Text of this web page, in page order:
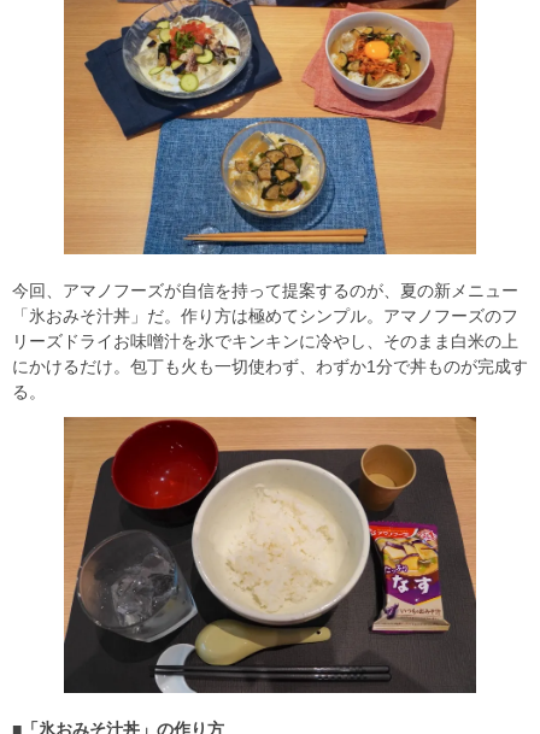
今回、アマノフーズが自信を持って提案するのが、夏の新メニュー
「氷おみそ汁丼」だ。作り方は極めてシンプル。アマノフーズのフ
リーズドライお味噌汁を氷でキンキンに冷やし、そのまま白米の上
にかけるだけ。包丁も火も一切使わず、わずか1分で丼ものが完成す
る。
■「氷おみそ汁丼」の作り方